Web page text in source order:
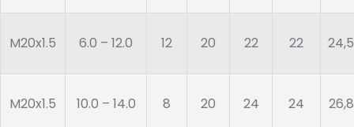
M20x1.5 6.0 – 12.0 12 20 22 22 24,5
M20x1.5 10.0 – 14.0 8 20 24 24 26,8